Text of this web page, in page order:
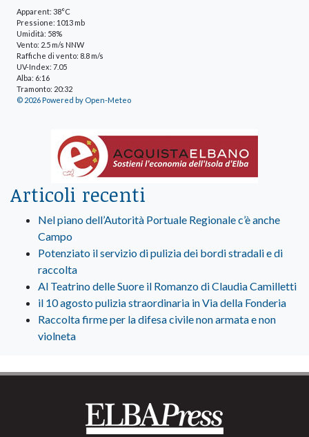
Apparent: 38°C
Pressione: 1013 mb
Umidità: 58%
Vento: 2.5 m/s NNW
Raffiche di vento: 8.8 m/s
UV-Index: 7.05
Alba: 6:16
Tramonto: 20:32
© 2026 Powered by Open-Meteo
Articoli recenti
Nel piano dell’Autorità Portuale Regionale c’è anche
Campo
Potenziato il servizio di pulizia dei bordi stradali e di
raccolta
Al Teatrino delle Suore il Romanzo di Claudia Camilletti
il 10 agosto pulizia straordinaria in Via della Fonderia
Raccolta firme per la difesa civile non armata e non
violneta